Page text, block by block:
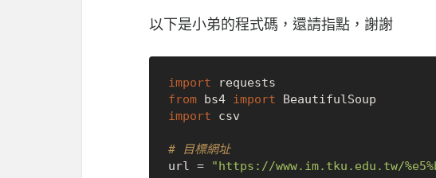
以下是小弟的程式碼，還請指點，謝謝
import
from bs4 import
import csv
# 目標網址
url =
"https://www.im.tku.edu.tw/